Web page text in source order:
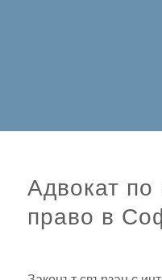
Адвокат по
право в